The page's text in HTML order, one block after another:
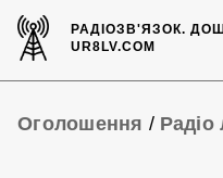
РАДІОЗВ'ЯЗОК.
UR8LV.COM
Оголошення / Радіо